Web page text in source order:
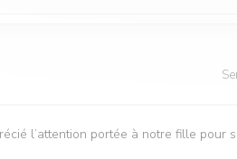
l’attention portée à notre fille pour